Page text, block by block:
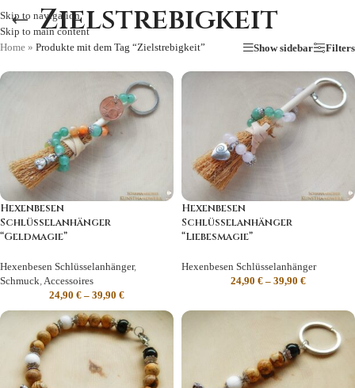
Skip to navigation
Skip to main content
Zielstrebigkeit
Home » Produkte mit dem Tag “Zielstrebigkeit” Show sidebar Filters
Hexenbesen
Schlüsselanhänger
“Geldmagie”
Hexenbesen Schlüsselanhänger,
Schmuck,Accessoires
24,90 € – 39,90 €
Hexenbesen
Schlüsselanhänger
“Liebesmagie”
Hexenbesen Schlüsselanhänger
24,90 € – 39,90 €